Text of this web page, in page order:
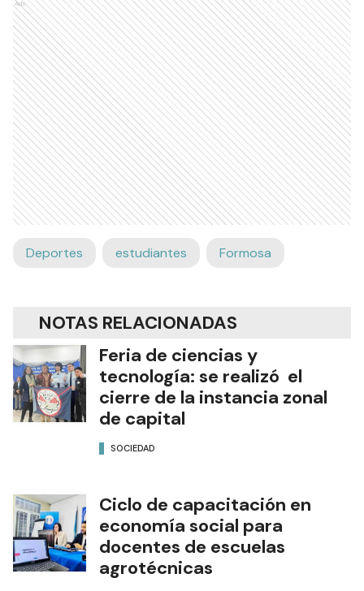
Ads
Deportes estudiantes Formosa
NOTAS RELACIONADAS
Feria de ciencias y
tecnología: se realizó el
cierre de la instancia zonal
de capital
SOCIEDAD
Ciclo de capacitación en
economía social para
docentes de escuelas
agrotécnicas